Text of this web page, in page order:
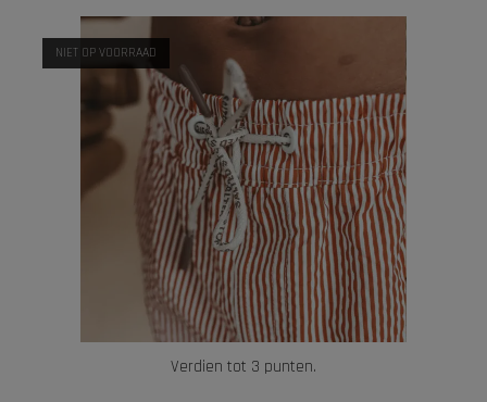
NIET OP VOORRAAD
Verdien tot 3 punten.